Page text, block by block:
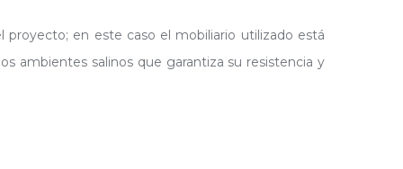
proyecto; en este caso el mobiliario utilizado está
ambientes salinos que garantiza su resistencia y